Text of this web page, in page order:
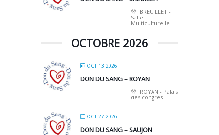
BREUILLET -
Salle
Multiculturelle
OCTOBRE 2026
OCT 13 2026
DON DU SANG – ROYAN
ROYAN - Palais
des congrès
OCT 27 2026
DON DU SANG – SAUJON